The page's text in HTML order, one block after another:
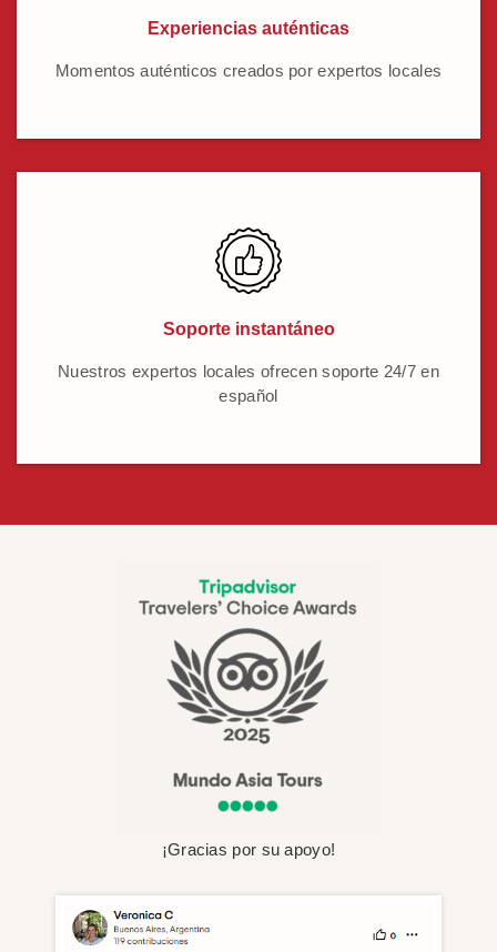
Experiencias auténticas
Momentos auténticos creados por expertos locales
Soporte instantáneo
Nuestros expertos locales ofrecen soporte 24/7 en
español
¡Gracias por su apoyo!